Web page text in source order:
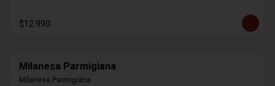
$12.990
Milanesa Parmigiana
Milanesa Parmigiana